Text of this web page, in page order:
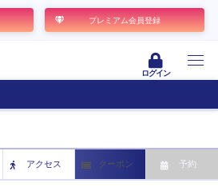
プレミアム会員登録
ログイン
アクセス クーポン 予約